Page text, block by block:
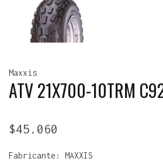
Maxxis
ATV 21X700-10TRM
$45.060
Fabricante: MAXXIS